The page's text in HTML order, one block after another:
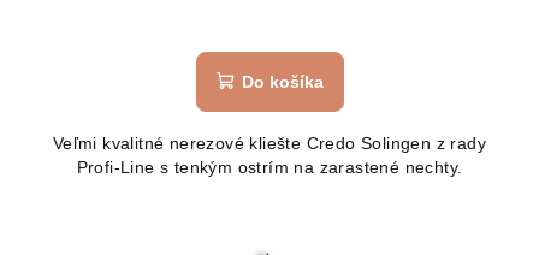
Do košíka
Veľmi kvalitné nerezové kliešte Credo Solingen z rady
Profi-Line s tenkým ostrím na zarastené nechty.